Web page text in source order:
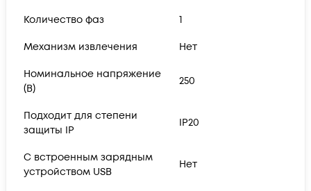
Количество фаз 1
Механизм извлечения Нет
Номинальное напряжение
(В)
250
Подходит для степени
защиты IP
IP20
С встроенным зарядным
устройством USB
Нет